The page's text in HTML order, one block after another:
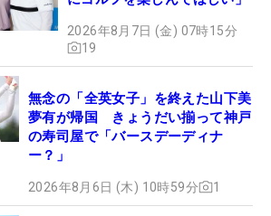
2026年8月7日 (金) 07時15分
19
無念の「全英女子」を終えた山下美
夢有が帰国 きょうだい揃って神戸
の寿司屋で「バースデーディナ
ー？」
2026年8月6日 (木) 10時59分 1